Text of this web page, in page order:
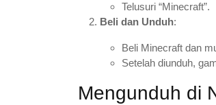
Telusuri “Minecraft”.
Beli dan Unduh:
Beli Minecraft dan
Setelah diunduh,
Mengunduh di